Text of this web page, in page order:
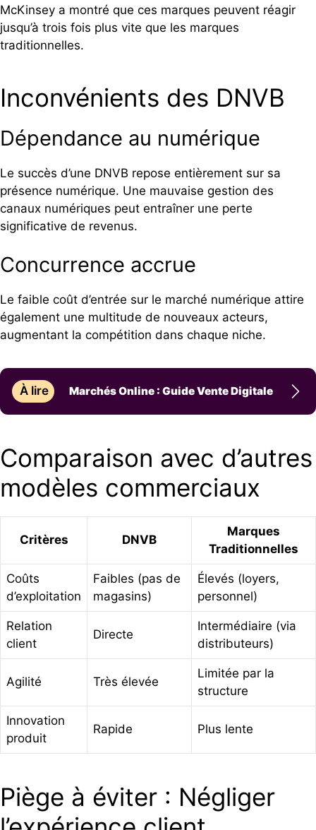
McKinsey a montré que ces marques peuvent réagir
jusqu’à trois fois plus vite que les marques
traditionnelles.
Inconvénients des DNVB
Dépendance au numérique
Le succès d’une DNVB repose entièrement sur sa
présence numérique. Une mauvaise gestion des
canaux numériques peut entraîner une perte
significative de revenus.
Concurrence accrue
Le faible coût d’entrée sur le marché numérique attire
également une multitude de nouveaux acteurs,
augmentant la compétition dans chaque niche.
À lire Marchés Online : Guide Vente Digitale
Comparaison avec d’autres
modèles commerciaux
Critères DNVB
Marques
Traditionnelles
Coûts
d’exploitation
Faibles (pas de
magasins)
Élevés (loyers,
personnel)
Relation
client
Directe
Intermédiaire (via
distributeurs)
Agilité Très élevée
Limitée par la
structure
Innovation
produit
Rapide Plus lente
Piège à éviter : Négliger